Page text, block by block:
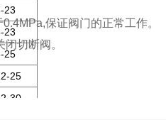
23
23
25
25
30
保证阀门的正常工作。
切断阀。